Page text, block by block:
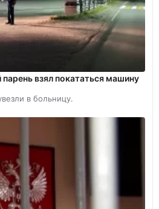
взял покататься машину
в больницу.